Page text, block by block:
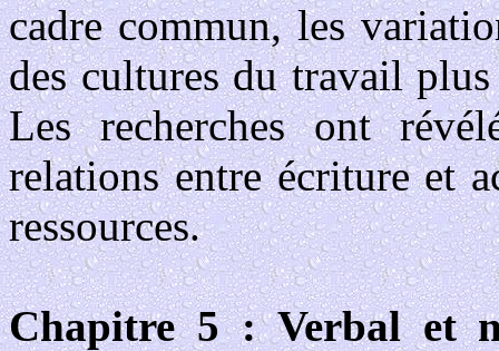
cadre commun, les
des cultures du travail
Les recherches ont
relations entre écriture et
ressources.
Chapitre 5 : Verbal et